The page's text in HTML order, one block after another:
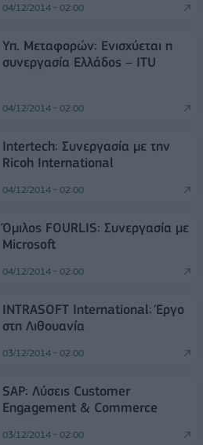
04/12/2014 - 02:00
Υπ. Μεταφορών: Ενισχύεται η
συνεργασία Ελλάδος – ITU
04/12/2014 - 02:00
Intertech: Συνεργασία με την
Ricoh International
04/12/2014 - 02:00
Όμιλος FOURLIS: Συνεργασία με
Microsoft
04/12/2014 - 02:00
INTRASOFT International: Έργο
στη Λιθουανία
03/12/2014 - 02:00
SAP: Λύσεις Customer
Engagement & Commerce
03/12/2014 - 02:00